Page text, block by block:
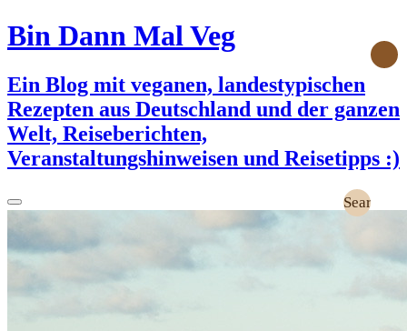
Bin Dann Mal Veg
Ein Blog mit veganen, landestypischen
Rezepten aus Deutschland und der ganzen
Welt, Reiseberichten,
Veranstaltungshinweisen und Reisetipps :)
Search